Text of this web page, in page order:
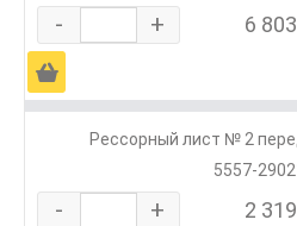
- + 6
Ä
Рессорный лист № 2
5557-
- + 2